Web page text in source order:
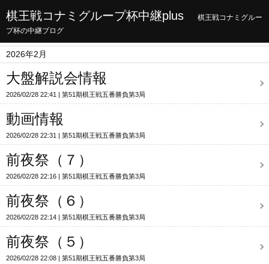
棋王戦コナミグループ杯中継plus
棋王戦コナミグルー
プ杯の中継ブログ
2026年2月
大盤解説会情報
2026/02/28 22:41 第51期棋王戦五番勝負第3局
動画情報
2026/02/28 22:31 第51期棋王戦五番勝負第3局
前夜祭（７）
2026/02/28 22:16 第51期棋王戦五番勝負第3局
前夜祭（６）
2026/02/28 22:14 第51期棋王戦五番勝負第3局
前夜祭（５）
2026/02/28 22:08 第51期棋王戦五番勝負第3局